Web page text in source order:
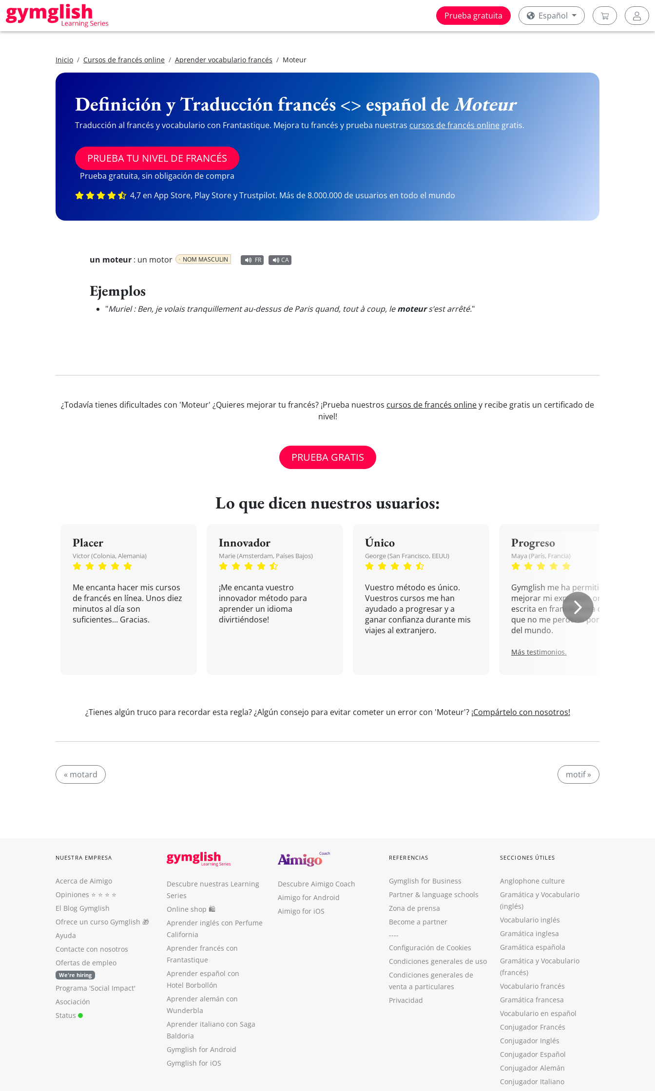
Prueba gratuita Español
Inicio Cursos de francés online Aprender vocabulario francés Moteur
Definición y Traducción francés <> español de Moteur
Traducción al francés y vocabulario con Frantastique. Mejora tu francés y prueba nuestras cursos de francés online gratis.
PRUEBA TU NIVEL DE FRANCÉS
Prueba gratuita, sin obligación de compra
4,7 en App Store, Play Store y Trustpilot. Más de 8.000.000 de usuarios en todo el mundo
un moteur : un motor NOM MASCULIN FR CA
Ejemplos
"Muriel : Ben, je volais tranquillement au-dessus de Paris quand, tout à coup, lemoteurs’est arrêté."
¿Todavía tienes dificultades con 'Moteur' ¿Quieres mejorar tu francés? ¡Prueba nuestros cursos de francés onliney recibe gratis un certificado de
nivel!
PRUEBA GRATIS
Lo que dicen nuestros usuarios:
Placer
Victor (Colonia, Alemania)
Me encanta hacer mis cursos
de francés en línea. Unos diez
minutos al día son
suficientes... Gracias.
Innovador
Marie (Amsterdam, Países Bajos)
¡Me encanta vuestro
innovador método para
aprender un idioma
divirtiéndose!
Único
George (San Francisco, EEUU)
Vuestro método es único.
Vuestros cursos me han
ayudado a progresar y a
ganar confianza durante mis
viajes al extranjero.
Progreso
Maya (París, Francia)
Gymglish me ha permitido
mejorar mi expresión oral y
escrita en francés. Una cita
que no me perdería por nada
del mundo.
Más testimonios.
¿Tienes algún truco para recordar esta regla? ¿Algún consejo para evitar cometer un error con 'Moteur'? ¡Compártelo con nosotros!
« motard motif »
NUESTRA EMPRESA
Acerca de Aimigo
Opiniones ⭐️ ⭐️ ⭐️ ⭐️
El Blog Gymglish
Ofrece un curso Gymglish 🎁
Ayuda
Contacte con nosotros
Ofertas de empleo
We're hiring
Programa 'Social Impact'
Asociación
Status
Descubre nuestras Learning
Series
Online shop 🛍
Aprender inglés con Perfume
California
Aprender francés con
Frantastique
Aprender español con
Hotel Borbollón
Aprender alemán con
Wunderbla
Aprender italiano con Saga
Baldoria
Gymglish for Android
Gymglish for iOS
Descubre Aimigo Coach
Aimigo for Android
Aimigo for iOS
REFERENCIAS
Gymglish for Business
Partner & language schools
Zona de prensa
Become a partner
----
Configuración de Cookies
Condiciones generales de uso
Condiciones generales de
venta a particulares
Privacidad
SECCIONES ÚTILES
Anglophone culture
Gramática y Vocabulario
(inglés)
Vocabulario inglés
Gramática inglesa
Gramática española
Gramática y Vocabulario
(francés)
Vocabulario francés
Gramática francesa
Vocabulario en español
Conjugador Francés
Conjugador Inglés
Conjugador Español
Conjugador Alemán
Conjugador Italiano